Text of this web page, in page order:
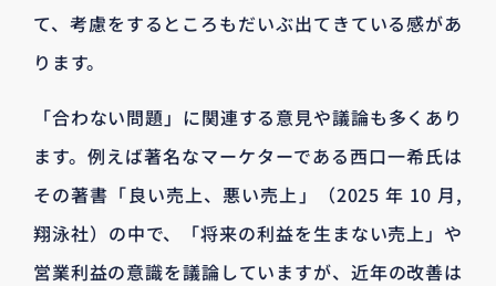
て、考慮をするところもだいぶ出てきている感があ
ります。
「合わない問題」に関連する意見や議論も多くあり
ます。例えば著名なマーケターである西口一希氏は
その著書「良い売上、悪い売上」（2025 年 10 月,
翔泳社）の中で、「将来の利益を生まない売上」や
営業利益の意識を議論していますが、近年の改善は